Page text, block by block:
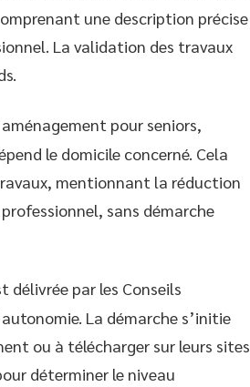
une description précise
La validation des travaux
pour seniors,
le domicile concerné. Cela
mentionnant la réduction
sans démarche
délivrée par les Conseils
La démarche s’initie
ou à télécharger sur leurs sites
déterminer le niveau